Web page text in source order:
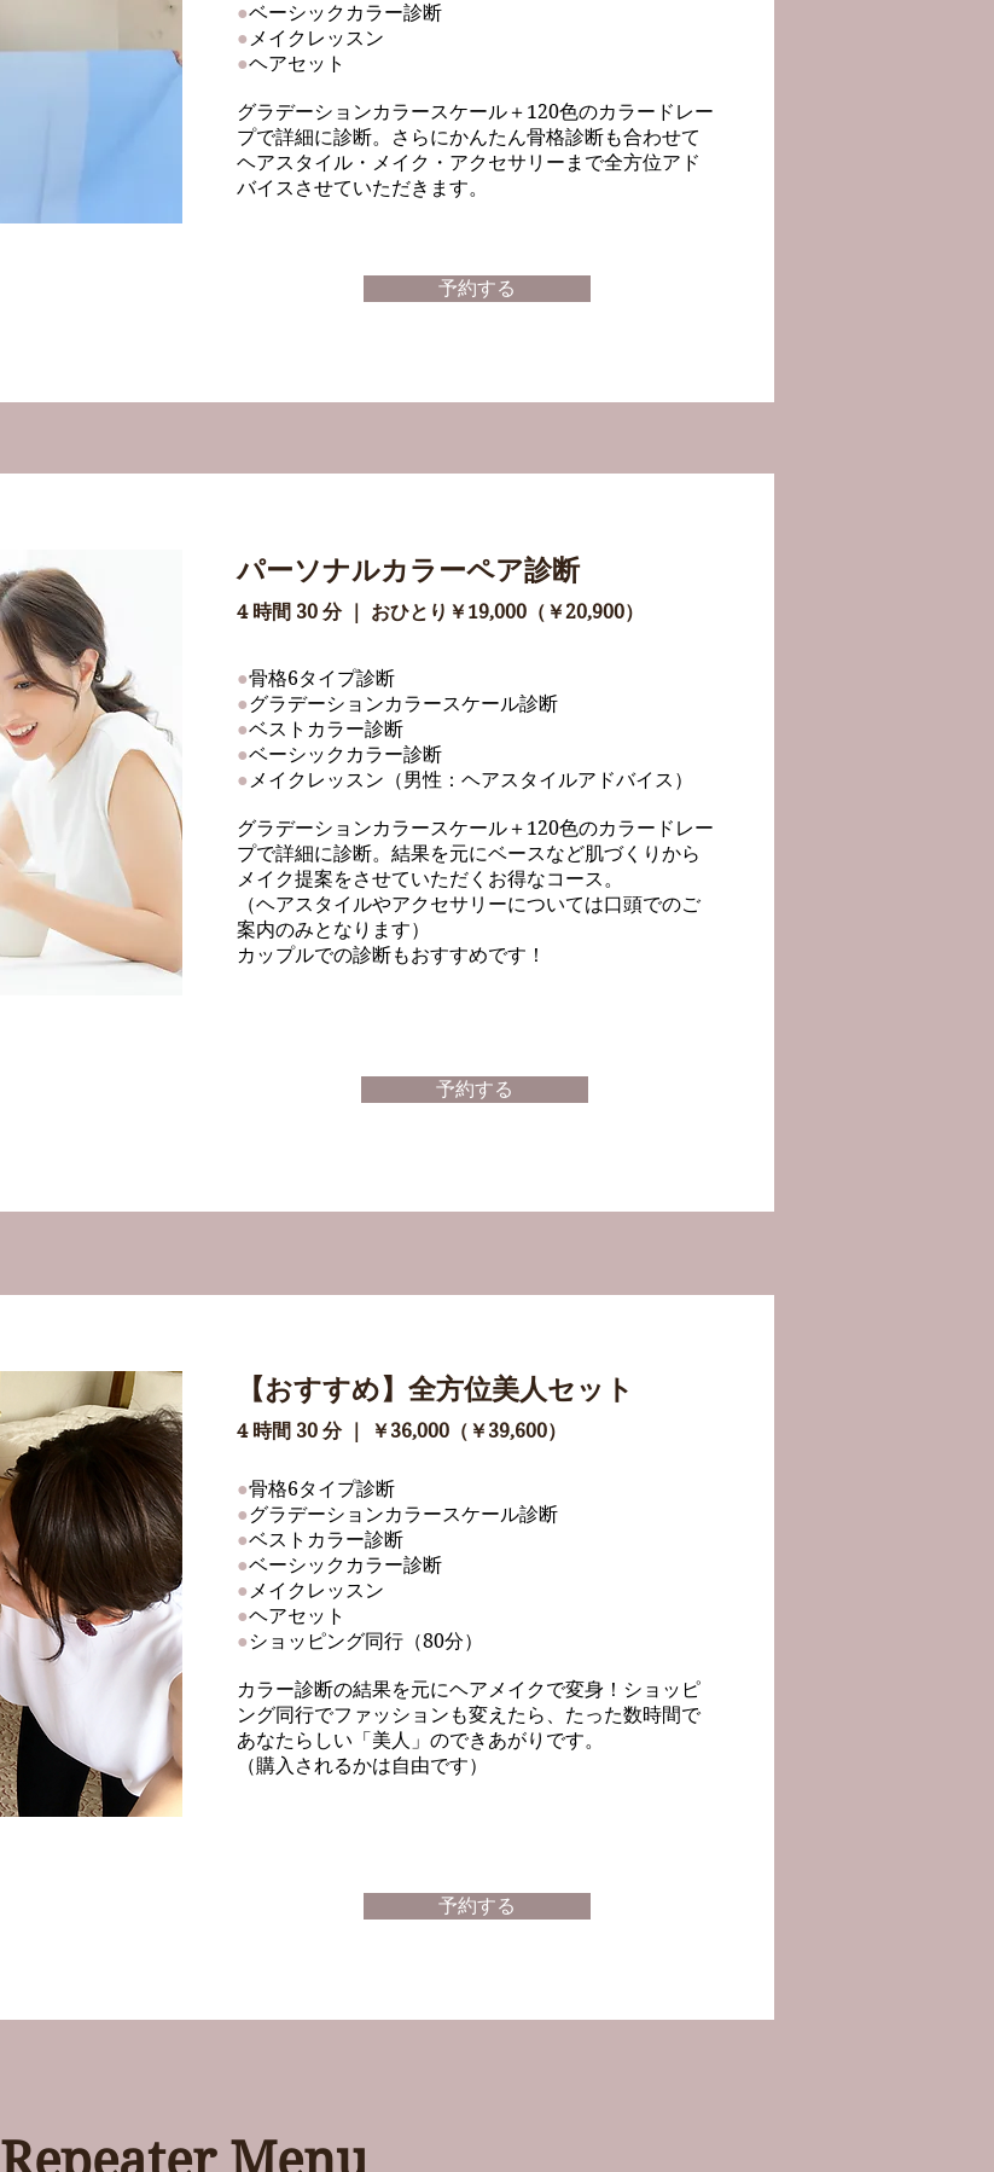
●ベーシックカラー診断
● メイクレッスン
●ヘアセット
グラデーションカラースケール＋120色のカラードレー
プで詳細に診断。さらにかんたん骨格診断も合わせて
ヘアスタイル・メイク・アクセサリーまで全方位アド
バイスさせていただきます。
予約する
パーソナルカラーペア診断
4 時間 30 分 ｜ おひとり￥19,000（￥20,900）
●骨格6タイプ診断
●グラデーションカラースケール診断
●ベストカラー診断
●ベーシックカラー診断
● メイクレッスン（男性：ヘアスタイルアドバイス）
グラデーションカラースケール＋120色のカラードレー
プで詳細に診断。結果を元にベースなど肌づくりから
メイク提案をさせていただくお得なコース。
（ヘアスタイルやアクセサリーについては口頭でのご
案内のみとなります）
​カップルでの診断もおすすめです！
予約する
【おすすめ】全方位美人セット
4 時間 30 分 ｜ ￥36,000（￥39,600）
●骨格6タイプ診断
●グラデーションカラースケール診断
●ベストカラー診断
●ベーシックカラー診断
● メイクレッスン
●ヘアセット
● ショッピング同行（80分）
カラー診断の結果を元にヘアメイクで変身！ショッピ
ング同行でファッションも変えたら、たった数時間で
あなたらしい「美人」のできあがりです。
（購入されるかは自由です）
予約する